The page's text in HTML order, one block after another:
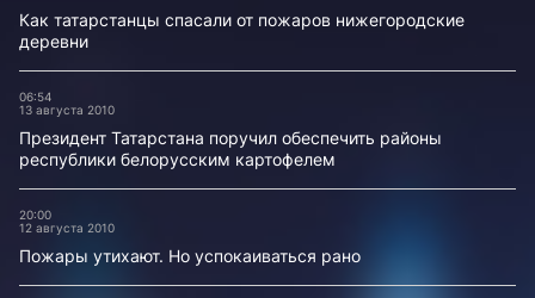
Как татарстанцы спасали от пожаров нижегородские
деревни
06:54
13 августа 2010
Президент Татарстана поручил обеспечить районы
республики белорусским картофелем
20:00
12 августа 2010
Пожары утихают. Но успокаиваться рано